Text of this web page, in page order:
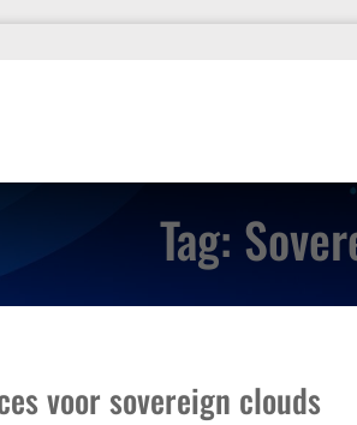
Tag:
voor sovereign clouds